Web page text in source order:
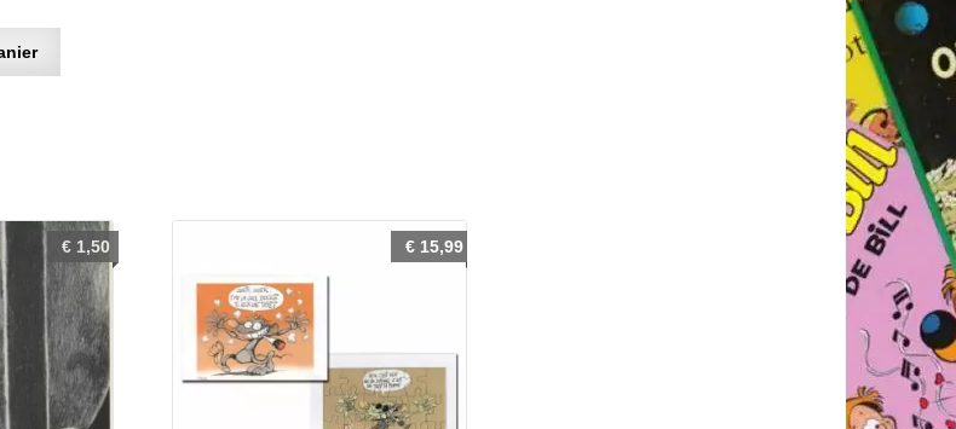
€1,50 € 15,99